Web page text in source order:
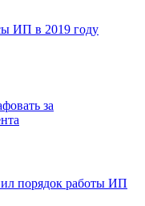
ИП в 2019 году
за
порядок работы ИП